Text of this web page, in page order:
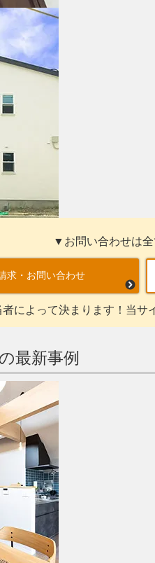
▼お問い合わせは
求・お問い合わせ
によって決まります！当サ
最新事例